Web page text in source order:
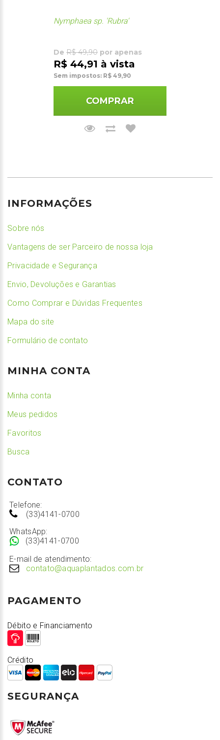
Nymphaea sp. 'Rubra'
De R$ 49,90 por apenas
R$ 44,91 à vista
Sem impostos: R$ 49,90
COMPRAR
INFORMAÇÕES
Sobre nós
Vantagens de ser Parceiro de nossa loja
Privacidade e Segurança
Envio, Devoluções e Garantias
Como Comprar e Dúvidas Frequentes
Mapa do site
Formulário de contato
MINHA CONTA
Minha conta
Meus pedidos
Favoritos
Busca
CONTATO
Telefone:
(33)4141-0700
WhatsApp:
(33)4141-0700
E-mail de atendimento:
contato@aquaplantados.com.br
PAGAMENTO
Débito e Financiamento
Crédito
SEGURANÇA